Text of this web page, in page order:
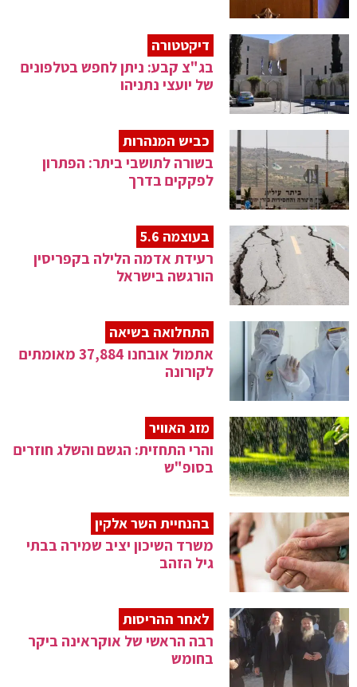
דיקטטורה
בג"צ קבע: ניתן לחפש בטלפונים
של יועצי נתניהו
כביש המנהרות
בשורה לתושבי ביתר: הפתרון
לפקקים בדרך
בעוצמה 5.6
רעידת אדמה הלילה בקפריסין
הורגשה בישראל
התחלואה בשיאה
אתמול אובחנו 37,884 מאומתים
לקורונה
מזג האוויר
והרי התחזית: הגשם והשלג חוזרים
בסופ"ש
בהנחיית השר אלקין
משרד השיכון יציב שמירה בבתי
גיל הזהב
לאחר ההריסות
רבה הראשי של אוקראינה ביקר
בחומש